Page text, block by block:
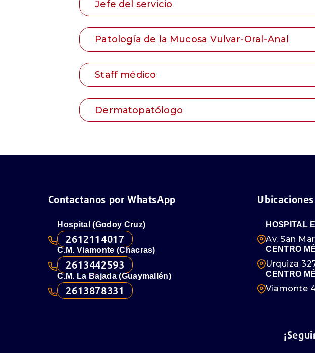
Jefe del servicio
Patología de la Mucosa Vulvar-Oral-Anal
Staff médico
Dermatopatólogo
Contactanos por WhatsApp
Hospital (Godoy Cruz)
2612114017
C.M. Viamonte (Chacras)
2613442593
C.M. La Bajada (Guaymallén)
2613878331
Ubicaciones
HOSPITAL
Av. San
CENTRO
Urquiza
CENTRO
Viamonte